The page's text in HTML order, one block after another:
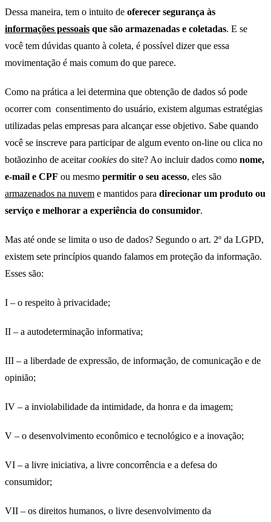
Dessa maneira, tem o intuito de oferecer segurança às
informações pessoais que são armazenadas e coletadas. E se
você tem dúvidas quanto à coleta, é possível dizer que essa
movimentação é mais comum do que parece.
Como na prática a lei determina que obtenção de dados só pode
ocorrer com consentimento do usuário, existem algumas estratégias
utilizadas pelas empresas para alcançar esse objetivo. Sabe quando
você se inscreve para participar de algum evento on-line ou clica no
botãozinho de aceitarcookies do site? Ao incluir dados como nome,
e-mail e CPF ou mesmo permitir o seu acesso, eles são
armazenados na nuvem e mantidos para direcionar um produto ou
serviço e melhorar a experiência do consumidor.
Mas até onde se limita o uso de dados? Segundo o art. 2º da LGPD,
existem sete princípios quando falamos em proteção da informação.
Esses são:
I – o respeito à privacidade;
II – a autodeterminação informativa;
III – a liberdade de expressão, de informação, de comunicação e de
opinião;
IV – a inviolabilidade da intimidade, da honra e da imagem;
V – o desenvolvimento econômico e tecnológico e a inovação;
VI – a livre iniciativa, a livre concorrência e a defesa do
consumidor;
VII – os direitos humanos, o livre desenvolvimento da